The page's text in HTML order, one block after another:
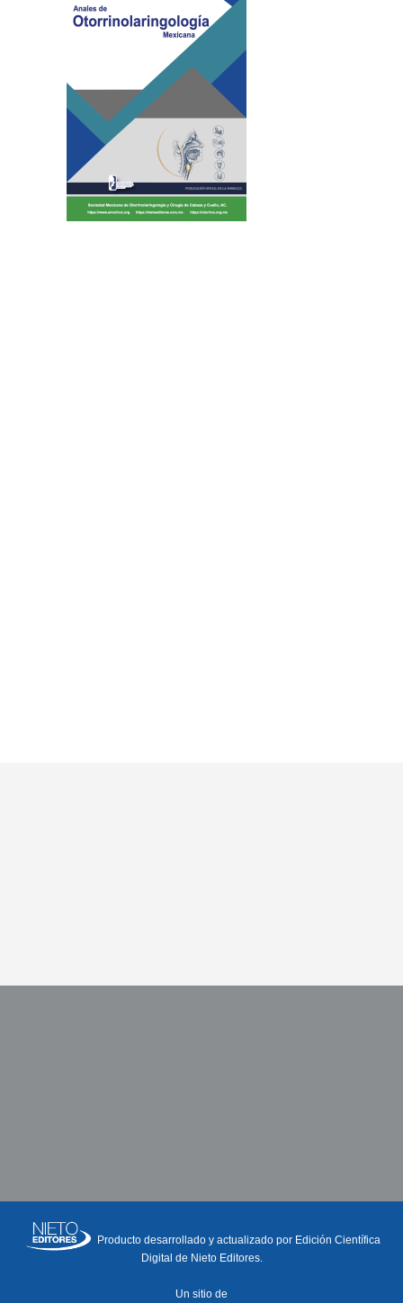
Producto desarrollado y actualizado por Edición Científica
Digital de Nieto Editores.
Un sitio de